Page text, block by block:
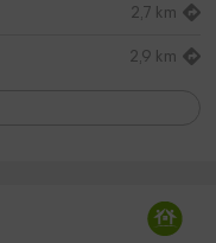
2,7 km
2,9 km
4,8 km